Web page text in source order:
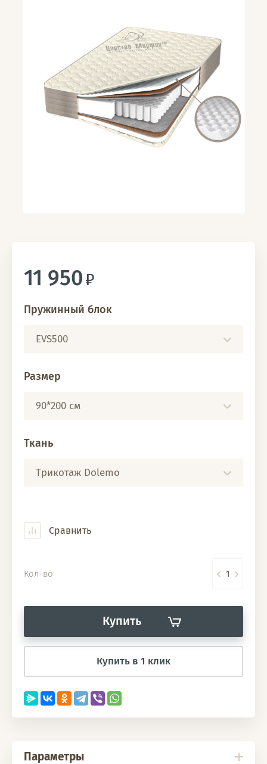
11 950
Пружинный блок
EVS500
Размер
90*200 см
Ткань
Трикотаж Dolemo
Сравнить
Кол-во
Купить
Купить в 1 клик
Параметры